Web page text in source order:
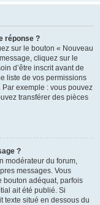
réponse ?
sur le bouton « Nouveau
cliquez sur le
d’être inscrit avant de
liste de vos permissions
Par exemple : vous pouvez
transférer des pièces
?
modérateur du forum,
messages. Vous
bouton adéquat, parfois
ait été publié. Si
texte situé en dessous du